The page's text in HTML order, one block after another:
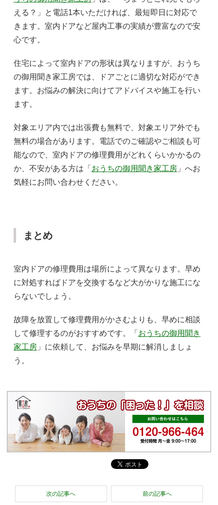
える？」と電話1本いただければ、最短即日に対応で
きます。室内ドアなど屋内工事の実績が豊富なので安
心です。
住宅によって室内ドアの形状は異なりますが、おうち
の御用聞き家工房では、ドアごとに適切な対応ができ
ます。お悩みの解決に向けてアドバイスや施工を行い
ます。
対象エリア内では出張費も無料で、対象エリア外でも
無料の場合があります。電話でのご確認やご相談も可
能なので、室内ドアの修理費用がどれくらいかかるの
か、不安がある方は「 おうちの御用聞き家工房 」へお
気軽にお問い合わせください。
まとめ
室内ドアの修理費用は場所によって異なります。早め
に対処すればドアを交換するなど大がかりな施工にな
らないでしょう。
故障を放置して修理費用がかさむよりも、早めに相談
して修理するのがおすすめです。「 おうちの御用聞き
家工房 」に依頼して、お悩みを早期に解消しましょ
う。
次の記事へ 前の記事へ